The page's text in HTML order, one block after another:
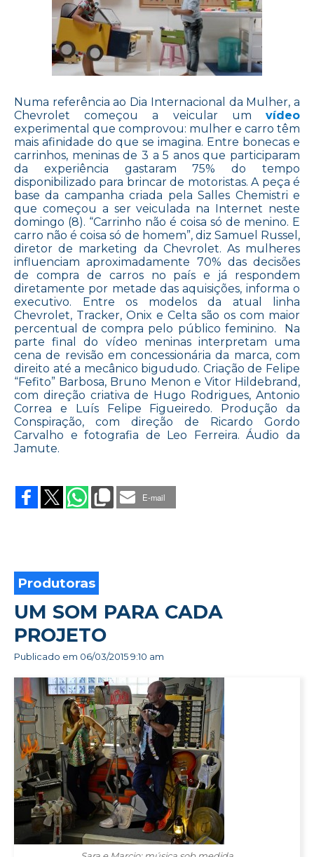
Numa referência ao Dia Internacional da Mulher, a
Chevrolet começou a veicular um vídeo
experimental que comprovou: mulher e carro têm
mais afinidade do que se imagina. Entre bonecas e
carrinhos, meninas de 3 a 5 anos que participaram
da experiência gastaram 75% do tempo
disponibilizado para brincar de motoristas. A peça é
base da campanha criada pela Salles Chemistri e
que começou a ser veiculada na Internet neste
domingo (8). “Carrinho não é coisa só de menino. E
carro não é coisa só de homem”, diz Samuel Russel,
diretor de marketing da Chevrolet. As mulheres
influenciam aproximadamente 70% das decisões
de compra de carros no país e já respondem
diretamente por metade das aquisições, informa o
executivo. Entre os modelos da atual linha
Chevrolet, Tracker, Onix e Celta são os com maior
percentual de compra pelo público feminino. Na
parte final do vídeo meninas interpretam uma
cena de revisão em concessionária da marca, com
direito até a mecânico bigududo. Criação de Felipe
“Fefito” Barbosa, Bruno Menon e Vitor Hildebrand,
com direção criativa de Hugo Rodrigues, Antonio
Correa e Luís Felipe Figueiredo. Produção da
Conspiração, com direção de Ricardo Gordo
Carvalho e fotografia de Leo Ferreira. Áudio da
Jamute.
MULHER
E-mail
Produtoras
UM SOM PARA CADA
PROJETO
Publicado em 06/03/2015 9:10 am